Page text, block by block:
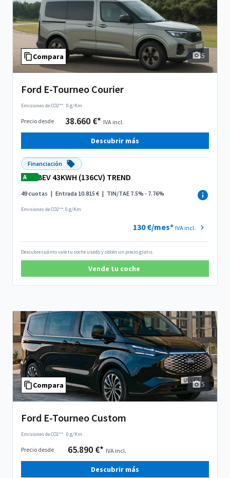
Compara 5
Ford E-Tourneo Courier
Emisiones de CO2**: 0 g/Km
Precio desde 38.660 €* IVA incl.
Descubrir más
Financiación
A
BEV 43KWH (136CV) TREND
49 cuotas | Entrada 10.815 € | TIN/TAE 7.5% - 7.76%
Emisiones de CO2**: 0 g/Km
130 €/mes* IVA incl.
Descubre cuánto vale tu coche usado y obtén un precio gratis.
Vende tu coche
Compara 5
Ford E-Tourneo Custom
Emisiones de CO2**: 0 g/Km
Precio desde 65.890 €* IVA incl.
Descubrir más